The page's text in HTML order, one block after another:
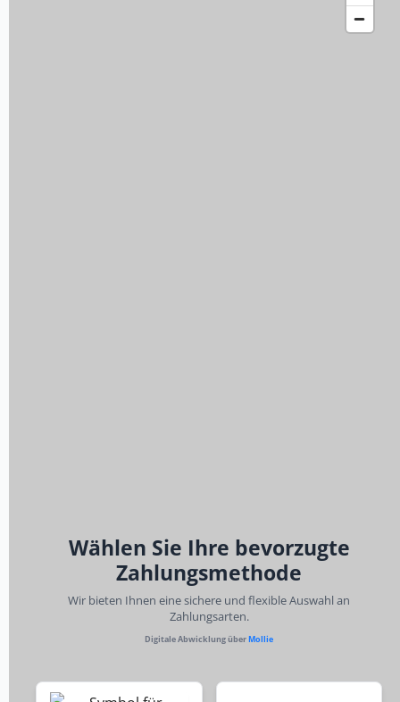
Wählen Sie Ihre bevorzugte
Zahlungsmethode
Wir bieten Ihnen eine sichere und flexible Auswahl an
Zahlungsarten.
Digitale Abwicklung überMollie